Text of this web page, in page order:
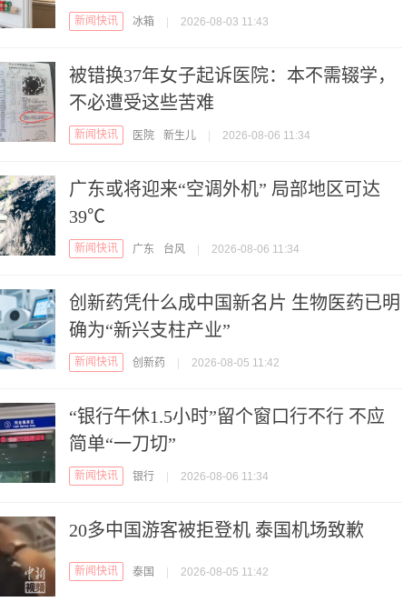
新闻快讯 冰箱 2026-08-03 11:43
被错换37年女子起诉医院：本不需辍学，
不必遭受这些苦难
新闻快讯 医院 新生儿 2026-08-06 11:34
广东或将迎来“空调外机” 局部地区可达
39℃
新闻快讯 广东 台风 2026-08-06 11:34
创新药凭什么成中国新名片 生物医药已明
确为“新兴支柱产业”
新闻快讯 创新药 2026-08-05 11:42
“银行午休1.5小时”留个窗口行不行 不应
简单“一刀切”
新闻快讯 银行 2026-08-06 11:34
20多中国游客被拒登机 泰国机场致歉
新闻快讯 泰国 2026-08-05 11:42